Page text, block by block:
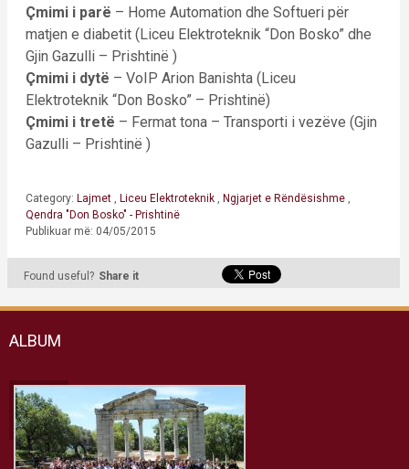
Çmimi i parë – Home Automation dhe Softueri për
matjen e diabetit (Liceu Elektroteknik “Don Bosko” dhe
Gjin Gazulli – Prishtinë )
Çmimi i dytë – VoIP Arion Banishta (Liceu
Elektroteknik “Don Bosko” – Prishtinë)
Çmimi i tretë – Fermat tona – Transporti i vezëve (Gjin
Gazulli – Prishtinë )
Category: Lajmet Liceu Elektroteknik Ngjarjet e Rëndësishme
Qendra "Don Bosko" - Prishtinë
Publikuar më: 04/05/2015
Found useful? Share it
ALBUM